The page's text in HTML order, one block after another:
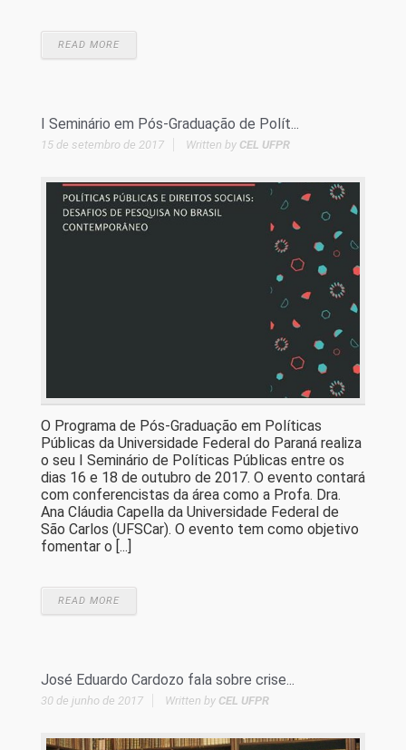
READ MORE
I Seminário em Pós-Graduação de Polít...
15 de setembro de 2017 Written by CEL UFPR
O Programa de Pós-Graduação em Políticas
Públicas da Universidade Federal do Paraná realiza
o seu I Seminário de Políticas Públicas entre os
dias 16 e 18 de outubro de 2017. O evento contará
com conferencistas da área como a Profa. Dra.
Ana Cláudia Capella da Universidade Federal de
São Carlos (UFSCar). O evento tem como objetivo
fomentar o [...]
READ MORE
José Eduardo Cardozo fala sobre crise...
30 de junho de 2017 Written by CEL UFPR